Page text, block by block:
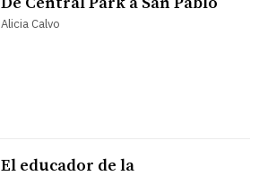
Alicia Calvo
El educador de la